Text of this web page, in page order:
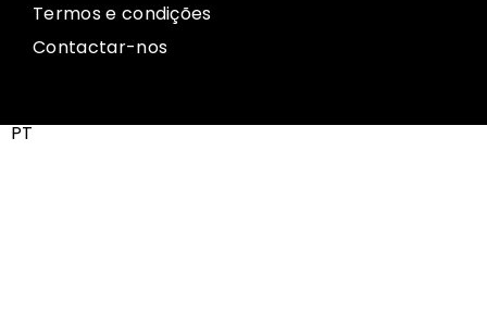
Termos e condições
Contactar-nos
PT